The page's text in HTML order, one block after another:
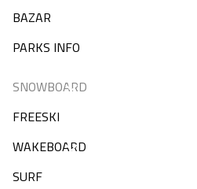
BAZAR
PARKS INFO
SNOWBOARD
FREESKI
WAKEBOARD
SURF